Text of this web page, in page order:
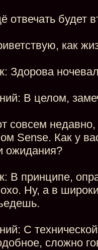
отвечать будет
как
Здорова
В целом,
совсем
Sense. Как у
ожидания?
В принципе,
Ну, а в
С
сложно